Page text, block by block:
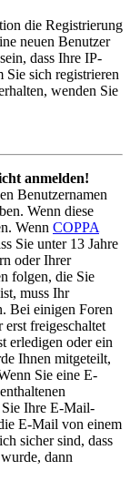
die Registrierung
neuen Benutzer
dass Ihre IP-
Sie sich registrieren
wenden Sie
anmelden!
Benutzernamen
Wenn diese
Wenn COPPA
Sie unter 13 Jahre
oder Ihrer
folgen, die Sie
muss Ihr
Bei einigen Foren
erst freigeschaltet
erledigen oder ein
Ihnen mitgeteilt,
Sie eine E-
Ihre E-Mail-
E-Mail von einem
sicher sind, dass
dann